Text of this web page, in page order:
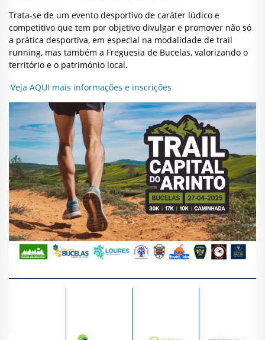
Trata-se de um evento desportivo de caráter lúdico e
competitivo que tem por objetivo divulgar e promover não só
a prática desportiva, em especial na modalidade de trail
running, mas também a Freguesia de Bucelas, valorizando o
território e o património local.
Veja AQUI mais informações e inscrições